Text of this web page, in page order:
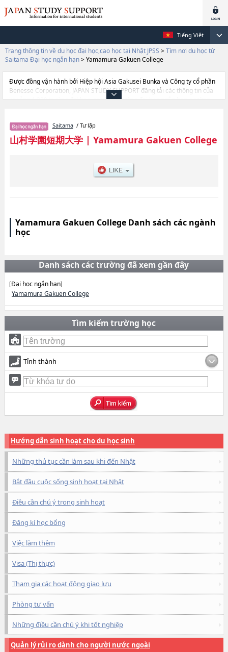
Tiếng Việt
Trang thông tin về du học đại học,cao học tại Nhật JPSS > Tìm nơi du học từ
Saitama Đại học ngắn hạn> Yamamura Gakuen College
Được đồng vận hành bởi Hiệp hội Asia Gakusei Bunka và Công ty cổ phần
Benesse Corporation, JAPAN STUDY SUPPORT đăng tải các thông tin của
khoảng 1.300 trường đại học, cao học, trường đại học ngắn hạn, trường
thông tin cần thiết dành cho du học sinh, như là về các , thông tin về từng
ngành học, thông tin liên quan đến thi tuyển như số lượng tuyển sinh, số
lượng trúng tuyển, cở sở trang thiết bị, hướng dẫn địa điểm v.v...
Saitama/ Tư lập
山村学園短期大学| Yamamura Gakuen College
Yamamura Gakuen College Danh sách các ngành
học
Danh sách các trường đã xem gần đây
[Đại học ngắn hạn]
Yamamura Gakuen College
Tìm kiếm trường học
Tỉnh thành
Hướng dẫn sinh hoạt cho du học sinh
Những thủ tục cần làm sau khi đến Nhật
Bắt đầu cuộc sống sinh hoạt tại Nhật
Điều cần chú ý trong sinh hoạt
Đăng kí học bổng
Việc làm thêm
Visa (Thị thực)
Tham gia các hoạt động giao lưu
Phòng tư vấn
Những điều cần chú ý khi tốt nghiệp
Quản lý rủi ro dành cho người nước ngoài